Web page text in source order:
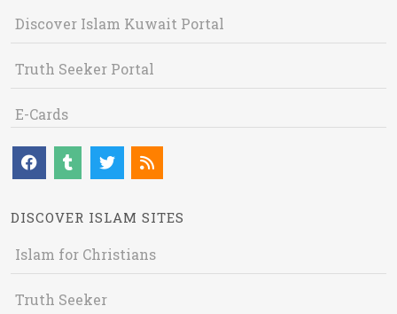
Discover Islam Kuwait Portal
Truth Seeker Portal
E-Cards
DISCOVER ISLAM SITES
Islam for Christians
Truth Seeker